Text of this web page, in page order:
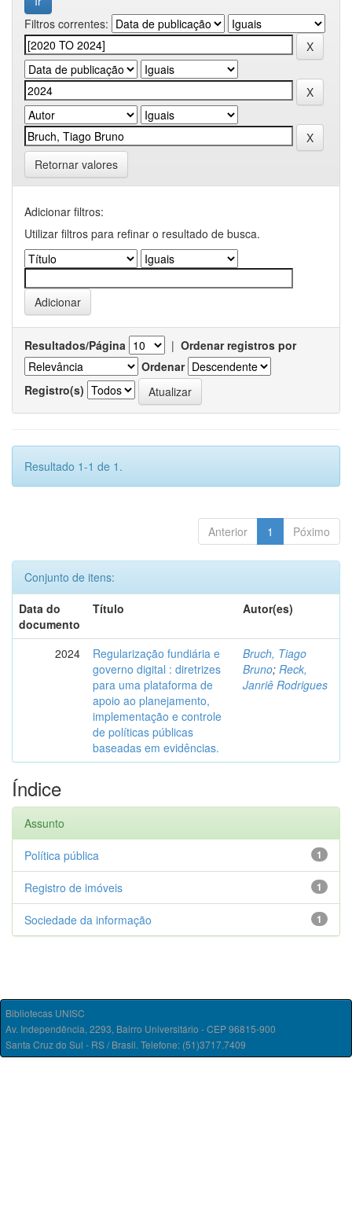
Filtros correntes:
Retornar valores
Adicionar filtros:
Utilizar filtros para refinar o resultado de busca.
Resultados/Página | Ordenar registros por
Ordenar
Registro(s)
Resultado 1-1 de 1.
Anterior 1 Póximo
Conjunto de itens:
Data do
documento
Título Autor(es)
2024
Regularização fundiária e
governo digital : diretrizes
para uma plataforma de
apoio ao planejamento,
implementação e controle
de políticas públicas
baseadas em evidências.
Bruch, Tiago
Bruno; Reck,
Janriê Rodrigues
Índice
Assunto
1
Política pública
1
Registro de imóveis
1
Sociedade da informação
Bibliotecas UNISC
Av. Independência, 2293, Bairro Universitário - CEP 96815-900
Santa Cruz do Sul - RS / Brasil. Telefone: (51)3717.7409